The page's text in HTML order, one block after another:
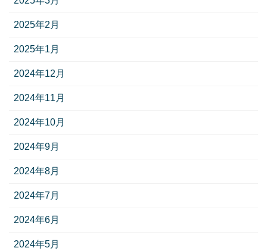
2025年2月
2025年1月
2024年12月
2024年11月
2024年10月
2024年9月
2024年8月
2024年7月
2024年6月
2024年5月